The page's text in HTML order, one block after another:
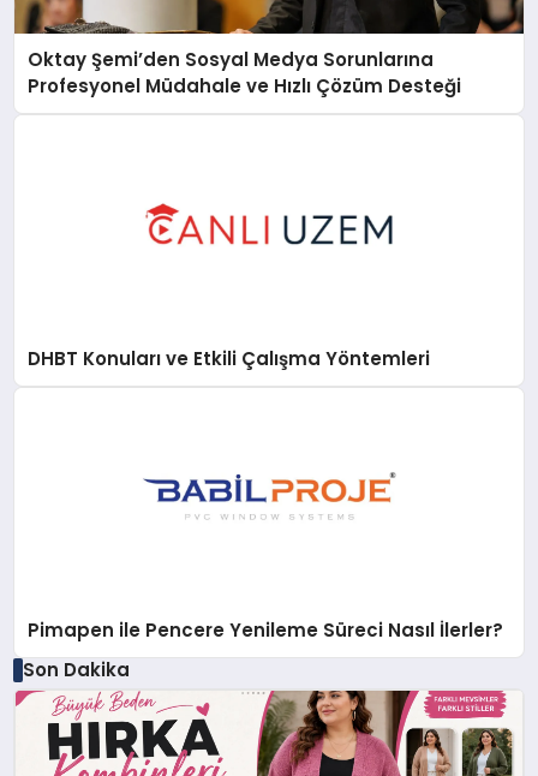
Oktay Şemi’den Sosyal Medya Sorunlarına
Profesyonel Müdahale ve Hızlı Çözüm Desteği
DHBT Konuları ve Etkili Çalışma Yöntemleri
Pimapen ile Pencere Yenileme Süreci Nasıl İlerler?
Son Dakika